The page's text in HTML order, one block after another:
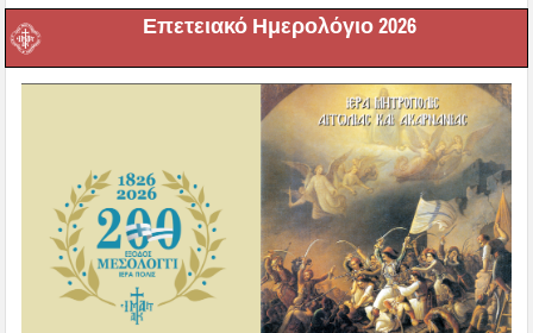
Επετειακό Ημερολόγιο 2026